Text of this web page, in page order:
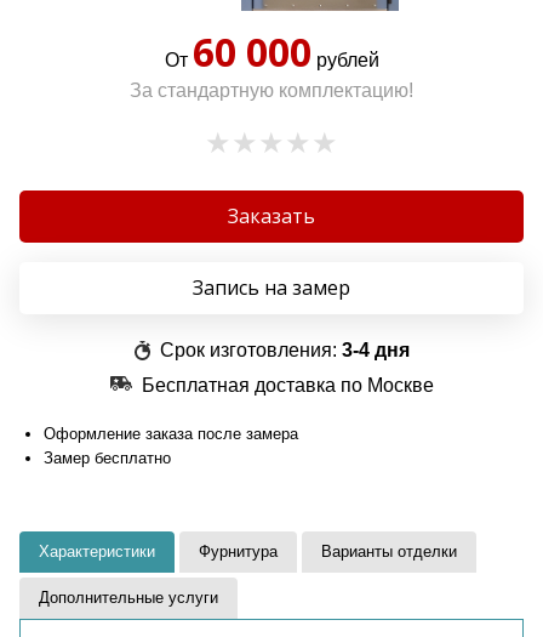
От 60 000 рублей
За стандартную комплектацию!
Заказать
Запись на замер
Срок изготовления: 3-4 дня
Бесплатная доставка по Москве
Оформление заказа после замера
Замер бесплатно
Характеристики Фурнитура Варианты отделки
Дополнительные услуги